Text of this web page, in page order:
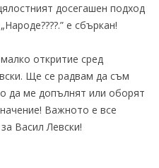
досегашен подход
е сбъркан!
откритие сред
Ще се радвам да съм
да ме допълнят или оборят
Важното е все
Васил Левски!